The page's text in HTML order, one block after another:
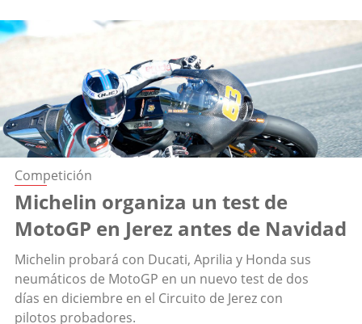
Competición
Michelin organiza un test de
MotoGP en Jerez antes de Navidad
Michelin probará con Ducati, Aprilia y Honda sus
neumáticos de MotoGP en un nuevo test de dos
días en diciembre en el Circuito de Jerez con
pilotos probadores.